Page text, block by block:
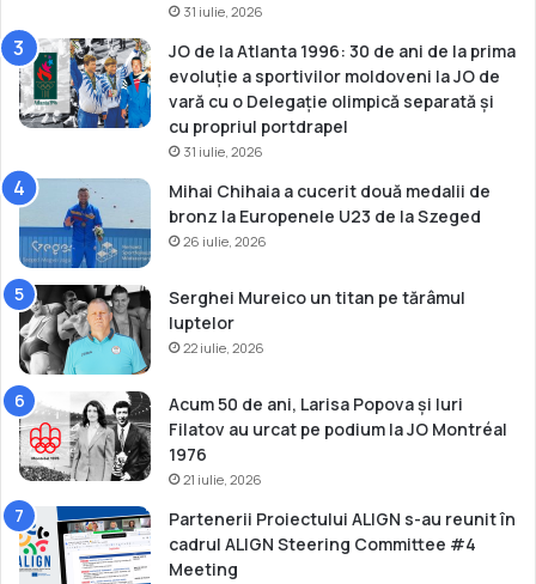
31 iulie, 2026
JO de la Atlanta 1996: 30 de ani de la prima
evoluție a sportivilor moldoveni la JO de
vară cu o Delegație olimpică separată și
cu propriul portdrapel
31 iulie, 2026
Mihai Chihaia a cucerit două medalii de
bronz la Europenele U23 de la Szeged
26 iulie, 2026
Serghei Mureico un titan pe tărâmul
luptelor
22 iulie, 2026
Acum 50 de ani, Larisa Popova și Iuri
Filatov au urcat pe podium la JO Montréal
1976
21 iulie, 2026
Partenerii Proiectului ALIGN s-au reunit în
cadrul ALIGN Steering Committee #4
Meeting